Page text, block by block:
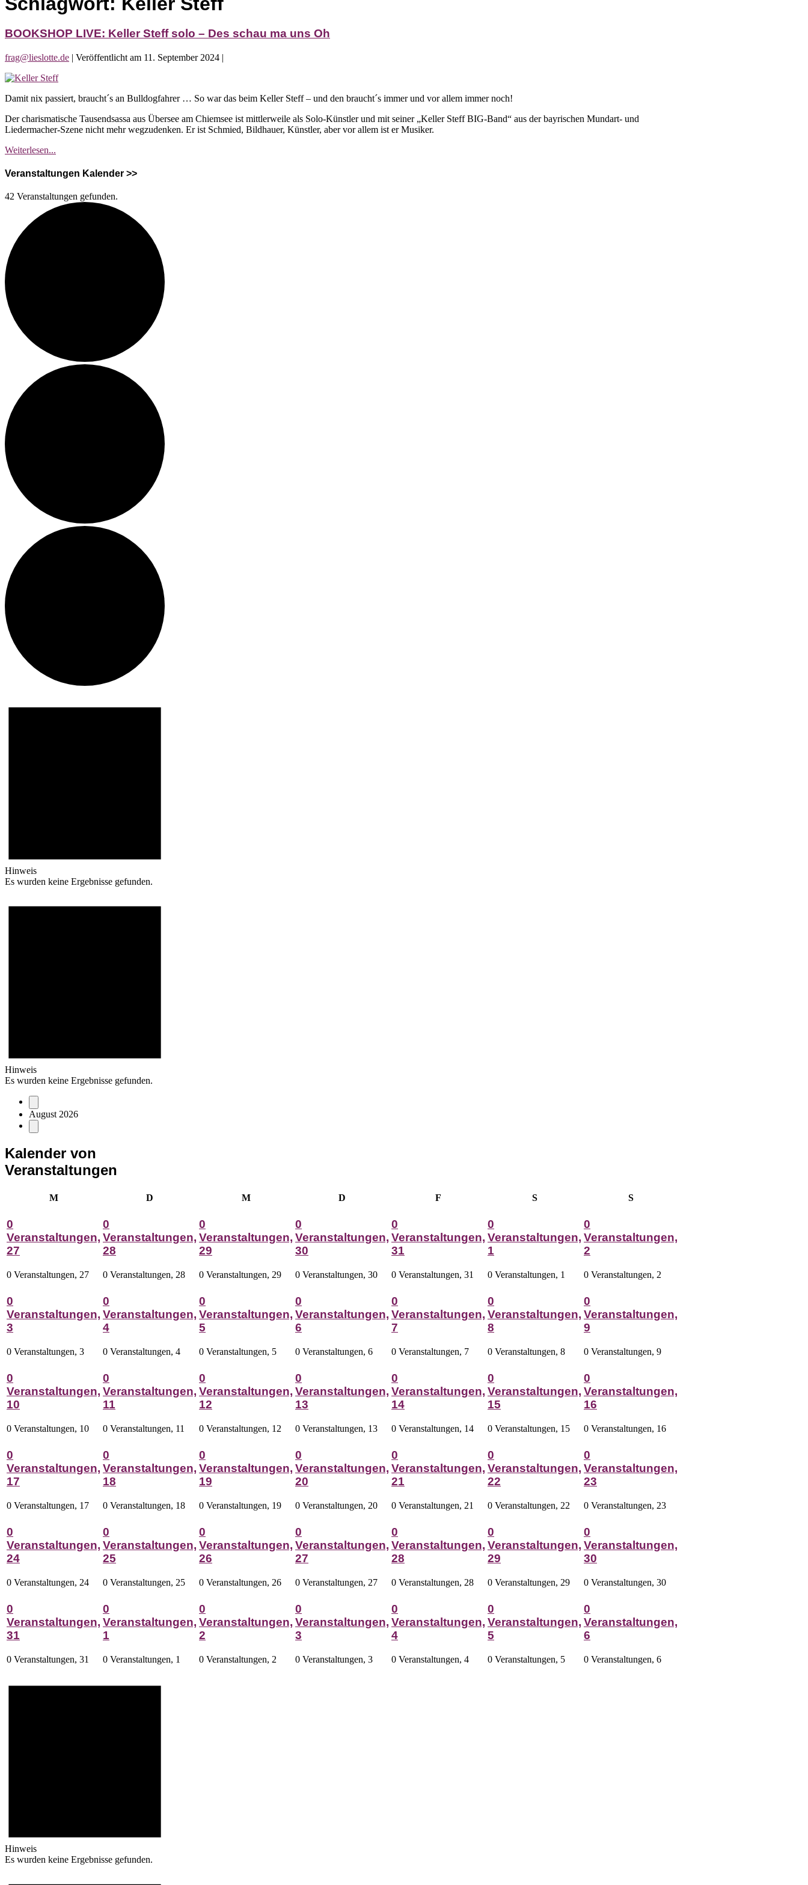
BOOKSHOP LIVE: Keller Steff solo – Des schau ma uns Oh
frag@lieslotte.de | Veröffentlicht am 11. September 2024 |
BOOKSHOP
Keller
solo
–
schau
uns
Damit nix passiert, braucht´s an Bulldogfahrer … So war das beim Keller Steff – und den braucht´s immer und vor allem immer noch!
Der charismatische Tausendsassa aus Übersee am Chiemsee ist mittlerweile als Solo-Künstler und mit seiner „Keller Steff BIG-Band“ aus der bayrischen Mundart- und
Liedermacher-Szene nicht mehr wegzudenken. Er ist Schmied, Bildhauer, Künstler, aber vor allem ist er Musiker.
Weiterlesen...
Keller
Steff
solo
–
Veranstaltungen Kalender >>
42 Veranstaltungen gefunden.
Hinweis
Es wurden keine Ergebnisse gefunden.
Hinweis
Es wurden keine Ergebnisse gefunden.
August 2026
Kalender von
Veranstaltungen
MMontag D MMittwoch D F SSamstag SSonntag
0
Veranstaltungen,
27
0 Veranstaltungen, 27
0
Veranstaltungen,
28
0 Veranstaltungen, 28
0
Veranstaltungen,
29
0 Veranstaltungen, 29
0
Veranstaltungen,
30
0 Veranstaltungen, 30
0
Veranstaltungen,
31
0 Veranstaltungen, 31
0
Veranstaltungen,
1
0 Veranstaltungen, 1
0
Veranstaltungen,
2
0 Veranstaltungen, 2
0
Veranstaltungen,
3
0 Veranstaltungen, 3
0
Veranstaltungen,
4
0 Veranstaltungen, 4
0
Veranstaltungen,
5
0 Veranstaltungen, 5
0
Veranstaltungen,
6
0 Veranstaltungen, 6
0
Veranstaltungen,
7
0 Veranstaltungen, 7
0
Veranstaltungen,
8
0 Veranstaltungen, 8
0
Veranstaltungen,
9
0 Veranstaltungen, 9
0
Veranstaltungen,
10
0 Veranstaltungen, 10
0
Veranstaltungen,
11
0 Veranstaltungen, 11
0
Veranstaltungen,
12
0 Veranstaltungen, 12
0
Veranstaltungen,
13
0 Veranstaltungen, 13
0
Veranstaltungen,
14
0 Veranstaltungen, 14
0
Veranstaltungen,
15
0 Veranstaltungen, 15
0
Veranstaltungen,
16
0 Veranstaltungen, 16
0
Veranstaltungen,
17
0 Veranstaltungen, 17
0
Veranstaltungen,
18
0 Veranstaltungen, 18
0
Veranstaltungen,
19
0 Veranstaltungen, 19
0
Veranstaltungen,
20
0 Veranstaltungen, 20
0
Veranstaltungen,
21
0 Veranstaltungen, 21
0
Veranstaltungen,
22
0 Veranstaltungen, 22
0
Veranstaltungen,
23
0 Veranstaltungen, 23
0
Veranstaltungen,
24
0 Veranstaltungen, 24
0
Veranstaltungen,
25
0 Veranstaltungen, 25
0
Veranstaltungen,
26
0 Veranstaltungen, 26
0
Veranstaltungen,
27
0 Veranstaltungen, 27
0
Veranstaltungen,
28
0 Veranstaltungen, 28
0
Veranstaltungen,
29
0 Veranstaltungen, 29
0
Veranstaltungen,
30
0 Veranstaltungen, 30
0
Veranstaltungen,
31
0 Veranstaltungen, 31
0
Veranstaltungen,
1
0 Veranstaltungen, 1
0
Veranstaltungen,
2
0 Veranstaltungen, 2
0
Veranstaltungen,
3
0 Veranstaltungen, 3
0
Veranstaltungen,
4
0 Veranstaltungen, 4
0
Veranstaltungen,
5
0 Veranstaltungen, 5
0
Veranstaltungen,
6
0 Veranstaltungen, 6
Hinweis
Es wurden keine Ergebnisse gefunden.